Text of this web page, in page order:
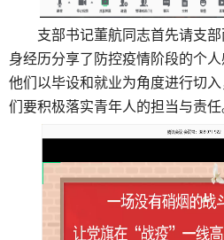
支部书记董航同志首先请支
身经历分享了防控疫情阶段的个人
他们以毕设和就业为角度进行切
们要积极落实青年人的担当与责任